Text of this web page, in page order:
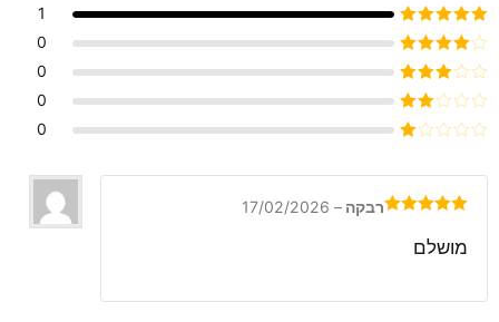
דורג5מתוך 5
1
דורג4
מתוך 5
0
דורג 3
מתוך 5
0
דורג
2
0
5
0
5
רבקה –
17/02/2026
מושלם